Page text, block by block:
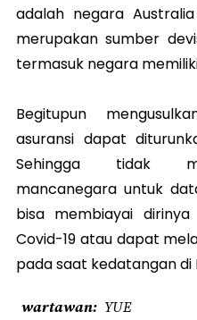
adalah negara
merupakan sumber
termasuk negara
Begitupun
asuransi dapat
Sehingga tidak
mancanegara untuk
bisa membiayai
Covid-19 atau dapat
pada saat kedatangan di
wartawan YUE